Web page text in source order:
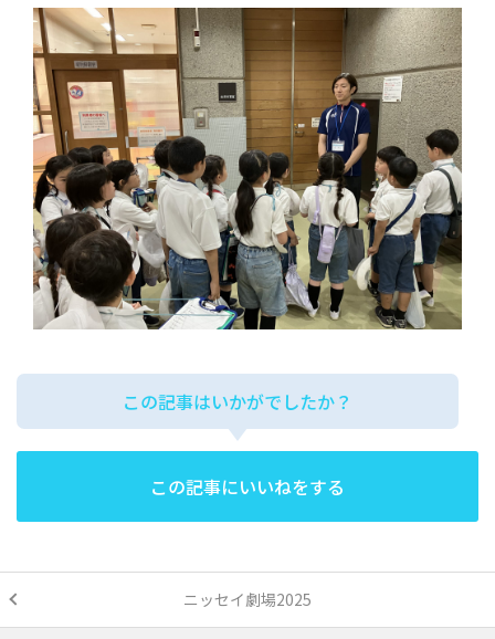
この記事はいかがでしたか？
この記事にいいねをする
ニッセイ劇場2025